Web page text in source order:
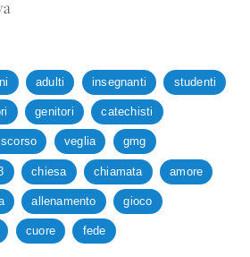
adulti insegnanti studenti
genitori catechisti
veglia gmg
chiesa chiamata amore
allenamento gioco
cuore fede